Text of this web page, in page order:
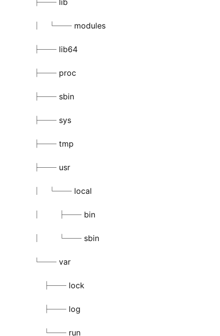
├── lib
│   └── modules
├── lib64
├── proc
├── sbin
├── sys
├── tmp
├── usr
│   └── local
│       ├── bin
│       └── sbin
└── var
├── lock
├── log
└── run